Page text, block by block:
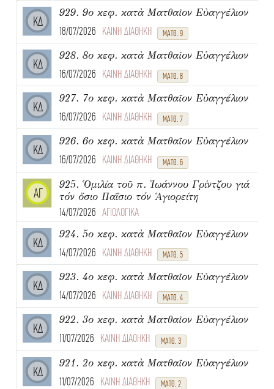
ΚΔ
929. 9ο κεφ. κατὰ Ματθαῖον Εὐαγγέλιον
18/07/2026 ΚΑΙΝΗ ΔΙΑΘΗΚΗ ΜΑΤΘ. 9
ΚΔ
928. 8ο κεφ. κατὰ Ματθαῖον Εὐαγγέλιον
16/07/2026 ΚΑΙΝΗ ΔΙΑΘΗΚΗ ΜΑΤΘ. 8
ΚΔ
927. 7ο κεφ. κατὰ Ματθαῖον Εὐαγγέλιον
16/07/2026 ΚΑΙΝΗ ΔΙΑΘΗΚΗ ΜΑΤΘ. 7
ΚΔ
926. 6ο κεφ. κατὰ Ματθαῖον Εὐαγγέλιον
16/07/2026 ΚΑΙΝΗ ΔΙΑΘΗΚΗ ΜΑΤΘ. 6
ΑΓ
925. Ὁμιλία τοῦ π. Ἰωάννου Γρίντζου γιά
τόν ὅσιο Παΐσιο τόν Ἁγιορείτη
14/07/2026 ΑΓΙΟΛΟΓΙΚΑ
ΚΔ
924. 5ο κεφ. κατὰ Ματθαῖον Εὐαγγέλιον
14/07/2026 ΚΑΙΝΗ ΔΙΑΘΗΚΗ ΜΑΤΘ. 5
ΚΔ
923. 4ο κεφ. κατὰ Ματθαῖον Εὐαγγέλιον
14/07/2026 ΚΑΙΝΗ ΔΙΑΘΗΚΗ ΜΑΤΘ. 4
ΚΔ
922. 3ο κεφ. κατὰ Ματθαῖον Εὐαγγέλιον
11/07/2026 ΚΑΙΝΗ ΔΙΑΘΗΚΗ ΜΑΤΘ. 3
ΚΔ
921. 2ο κεφ. κατὰ Ματθαῖον Εὐαγγέλιον
11/07/2026 ΚΑΙΝΗ ΔΙΑΘΗΚΗ ΜΑΤΘ. 2